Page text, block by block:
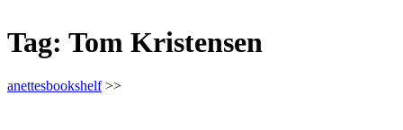
Tag: Tom Kristensen
anettesbookshelf>>